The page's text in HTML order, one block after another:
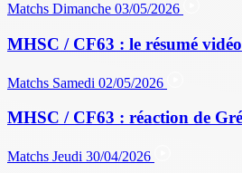
Matchs Dimanche 03/05/2026
MHSC / CF63 : le résumé
Matchs Samedi 02/05/2026
MHSC / CF63 : réaction de
Matchs Jeudi 30/04/2026